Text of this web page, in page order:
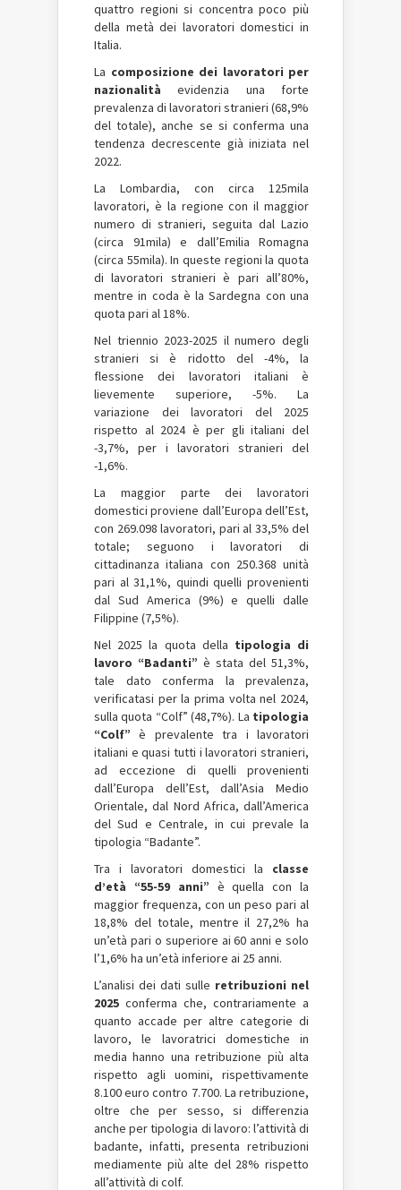
quattro regioni si concentra poco più
della metà dei lavoratori domestici in
Italia.
La composizione dei lavoratori per
nazionalità evidenzia una forte
prevalenza di lavoratori stranieri (68,9%
del totale), anche se si conferma una
tendenza decrescente già iniziata nel
2022.
La Lombardia, con circa 125mila
lavoratori, è la regione con il maggior
numero di stranieri, seguita dal Lazio
(circa 91mila) e dall’Emilia Romagna
(circa 55mila). In queste regioni la quota
di lavoratori stranieri è pari all’80%,
mentre in coda è la Sardegna con una
quota pari al 18%.
Nel triennio 2023-2025 il numero degli
stranieri si è ridotto del -4%, la
flessione dei lavoratori italiani è
lievemente superiore, -5%. La
variazione dei lavoratori del 2025
rispetto al 2024 è per gli italiani del
-3,7%, per i lavoratori stranieri del
-1,6%.
La maggior parte dei lavoratori
domestici proviene dall’Europa dell’Est,
con 269.098 lavoratori, pari al 33,5% del
totale; seguono i lavoratori di
cittadinanza italiana con 250.368 unità
pari al 31,1%, quindi quelli provenienti
dal Sud America (9%) e quelli dalle
Filippine (7,5%).
Nel 2025 la quota della tipologia di
lavoro “Badanti” è stata del 51,3%,
tale dato conferma la prevalenza,
verificatasi per la prima volta nel 2024,
sulla quota “Colf” (48,7%). La tipologia
“Colf” è prevalente tra i lavoratori
italiani e quasi tutti i lavoratori stranieri,
ad eccezione di quelli provenienti
dall’Europa dell’Est, dall’Asia Medio
Orientale, dal Nord Africa, dall’America
del Sud e Centrale, in cui prevale la
tipologia “Badante”.
Tra i lavoratori domestici la classe
d’età “55-59 anni” è quella con la
maggior frequenza, con un peso pari al
18,8% del totale, mentre il 27,2% ha
un’età pari o superiore ai 60 anni e solo
l’1,6% ha un’età inferiore ai 25 anni.
L’analisi dei dati sulle retribuzioni nel
2025 conferma che, contrariamente a
quanto accade per altre categorie di
lavoro, le lavoratrici domestiche in
media hanno una retribuzione più alta
rispetto agli uomini, rispettivamente
8.100 euro contro 7.700. La retribuzione,
oltre che per sesso, si differenzia
anche per tipologia di lavoro: l’attività di
badante, infatti, presenta retribuzioni
mediamente più alte del 28% rispetto
all’attività di colf.